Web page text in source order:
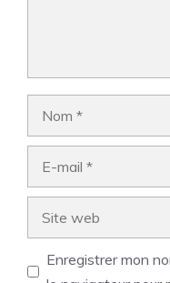
Enregistrer mon